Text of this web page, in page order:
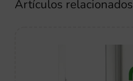
Artículos relacionados